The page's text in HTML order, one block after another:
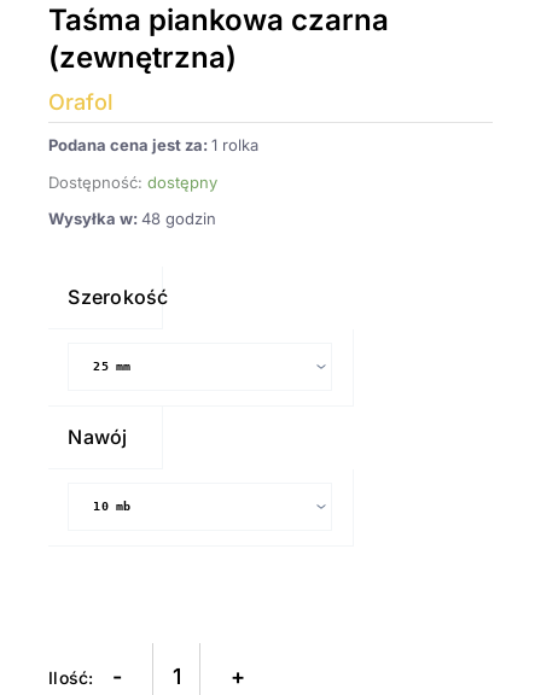
Taśma piankowa czarna
(zewnętrzna)
Orafol
Podana cena jest za: 1 rolka
Dostępność: dostępny
Wysyłka w: 48 godzin
Szerokość
Nawój
- +